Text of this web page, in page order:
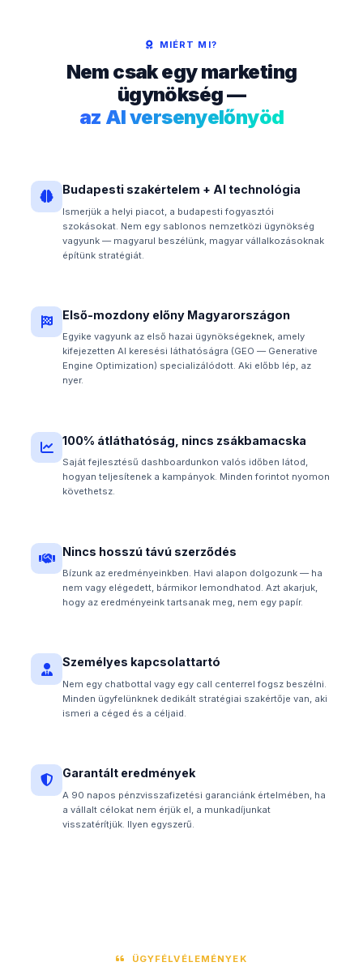
MIÉRT MI?
Nem csak egy marketing
ügynökség —
az AI versenyelőnyöd
Budapesti szakértelem + AI technológia
Ismerjük a helyi piacot, a budapesti fogyasztói
szokásokat. Nem egy sablonos nemzetközi ügynökség
vagyunk — magyarul beszélünk, magyar vállalkozásoknak
építünk stratégiát.
Első-mozdony előny Magyarországon
Egyike vagyunk az első hazai ügynökségeknek, amely
kifejezetten AI keresési láthatóságra (GEO — Generative
Engine Optimization) specializálódott. Aki előbb lép, az
nyer.
100% átláthatóság, nincs zsákbamacska
Saját fejlesztésű dashboardunkon valós időben látod,
hogyan teljesítenek a kampányok. Minden forintot nyomon
követhetsz.
Nincs hosszú távú szerződés
Bízunk az eredményeinkben. Havi alapon dolgozunk — ha
nem vagy elégedett, bármikor lemondhatod. Azt akarjuk,
hogy az eredményeink tartsanak meg, nem egy papír.
Személyes kapcsolattartó
Nem egy chatbottal vagy egy call centerrel fogsz beszélni.
Minden ügyfelünknek dedikált stratégiai szakértője van, aki
ismeri a céged és a céljaid.
Garantált eredmények
A 90 napos pénzvisszafizetési garanciánk értelmében, ha
a vállalt célokat nem érjük el, a munkadíjunkat
visszatérítjük. Ilyen egyszerű.
ÜGYFÉLVÉLEMÉNYEK